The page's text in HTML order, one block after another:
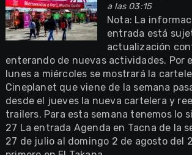
a las 03:15
Nota: La
entrada está
actualización
enterando de nuevas actividades. Por
lunes a miércoles se mostrará la
Cineplanet que viene de la semana
desde el jueves la nueva cartelera y
trailers. Para esta semana tenemos lo
27 La entrada Agenda en Tacna de la
27 de julio al domingo 2 de agosto del